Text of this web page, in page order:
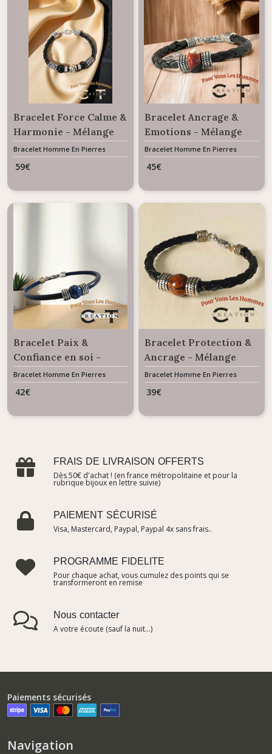
Bracelet Force Calme &
Harmonie - Mélange
Cuir & Pierres
Naturelles Jaspe
noire
Bracelet Homme En Pierres
Naturelles
59€
Bracelet Ancrage &
Emotions - Mélange
Cuir & Pierre Naturelle
Jaspe Brechique
Bracelet Homme En Pierres
Naturelles
45€
Bracelet Paix &
Confiance en soi -
Mélange Cuir & Pierre
Naturelle Lapis Lazuli
Bracelet Homme En Pierres
Naturelles
42€
Bracelet Protection &
Ancrage - Mélange
Cuir acier & Pierre
Naturelle Obsidienne
Bracelet Homme En Pierres
Naturelles
39€
FRAIS DE LIVRAISON OFFERTS
Dès 50€ d'achat ! (en france métropolitaine et pour la
rubrique bijoux en lettre suivie)
PAIEMENT SÉCURISÉ
Visa, Mastercard, Paypal, Paypal 4x sans frais..
PROGRAMME FIDELITE
Pour chaque achat, vous cumulez des points qui se
transformeront en remise
Nous contacter
A votre écoute (sauf la nuit...)
Paiements sécurisés
Navigation